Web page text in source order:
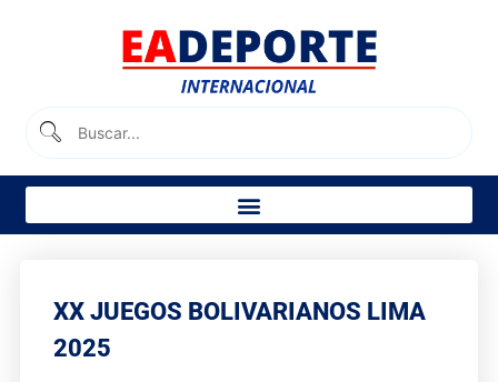
XX JUEGOS BOLIVARIANOS LIMA
2025